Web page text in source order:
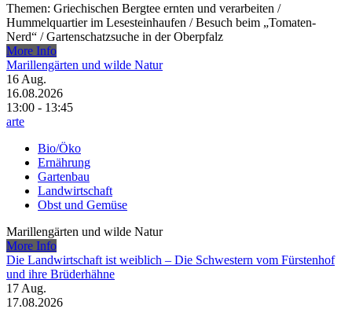
Themen: Griechischen Bergtee ernten und verarbeiten /​
Hummelquartier im Lesesteinhaufen /​ Besuch beim „Tomaten-
Nerd“ /​ Gartenschatzsuche in der Oberpfalz
More Info
Marillengärten und wilde Natur
16 Aug.
16.08.2026
13:00 - 13:45
arte
Bio/Öko
Ernährung
Gartenbau
Landwirtschaft
Obst und Gemüse
Marillengärten und wilde Natur
More Info
Die Landwirtschaft ist weiblich – Die Schwestern vom Fürstenhof
und ihre Brüderhähne
17 Aug.
17.08.2026